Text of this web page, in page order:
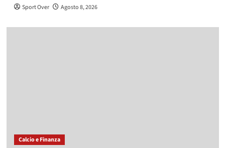
Sport Over Agosto 8, 2026
Calcio e Finanza